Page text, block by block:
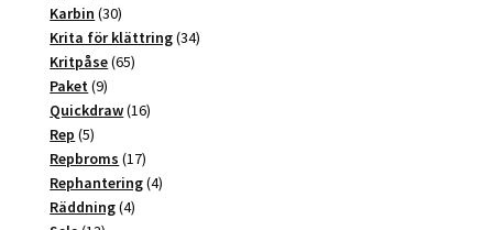
produkter
Karbin 3030
produkter
Krita för klättring 3434
Kritpåse 6565
Paket 99
produkter
Quickdraw 1616
Rep 55
produkter
Repbroms 1717
produkter
Rephantering 44
Räddning 44